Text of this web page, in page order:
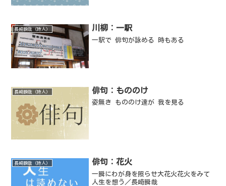
長崎瞬哉（詩人） 川柳：一駅
一駅で 俳句が詠める 時もある
長崎瞬哉（詩人） 俳句：もののけ
姿無き もののけ達が 我を見る
長崎瞬哉（詩人） 俳句：花火
一瞬にわが身を照らせ大花火花火をみて
人生を想う／長崎瞬哉